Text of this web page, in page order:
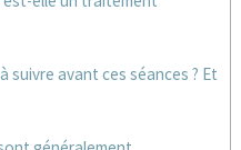
suivre avant ces séances ? Et